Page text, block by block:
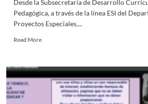
Desde la Subsecretaría de Desarrollo
Pedagógica, a través de la línea ESI del
Proyectos Especiales,...
Read More